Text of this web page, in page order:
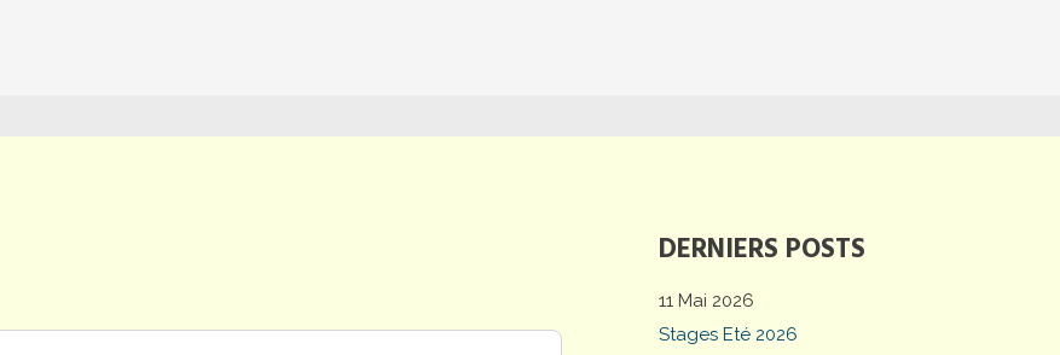
DERNIERS POSTS
11 Mai 2026
Stages Eté 2026